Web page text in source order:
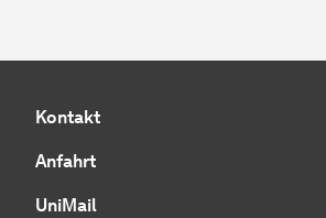
Kontakt
Anfahrt
UniMail